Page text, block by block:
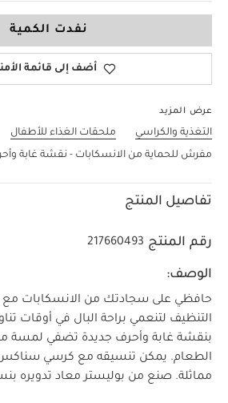
نفدت الكمية
أضف إلى قائمة
عرض المزيد
التغذية والكراسي
ملحقات الغذاء للأطفال
مفرش للحماية من الانسكابات - نقشة غابة
تفاصيل المنتج
رقم المنتج 217660493
الوصف:
حافظي على سجادتك من الانسكابات
التنظيف لتنعمي براحة البال في أوقات
بنقشة غابة وأحرف جديدة تضفي لمسة
الطعام. يمكن تنسيقه مع كرسي
مماثلة. صنع من بوليستر معاد تدويره بنسبة